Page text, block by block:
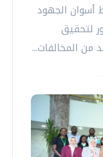
أسوان الجهود
لتحقيق
من المخالفات...